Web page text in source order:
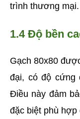
trình thương mại.
1.4 Độ bền
Gạch 80x80
đại, có độ
Điều này đảm
đặc biệt phù